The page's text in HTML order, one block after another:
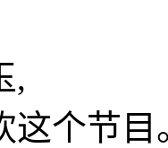
,
这个节